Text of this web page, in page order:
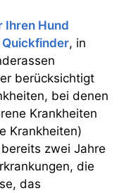
Ihren Hund
Quickfinder, in
berücksichtigt
bei denen
Krankheiten
Krankheiten)
zwei Jahre
die
das